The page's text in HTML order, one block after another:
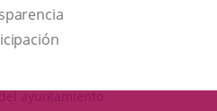
will
open
a
ayuntamiento